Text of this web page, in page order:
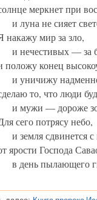
меркнет при
и луна не сияет
накажу мир за зло,
и нечестивых — за
положу конец
и уничижу
то, что люди
и мужи — дороже
сего потрясу небо,
и земля сдвинется с
ярости Господа
в день пылающего